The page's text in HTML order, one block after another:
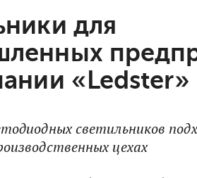
для
«Ledster»
светильников
цехах